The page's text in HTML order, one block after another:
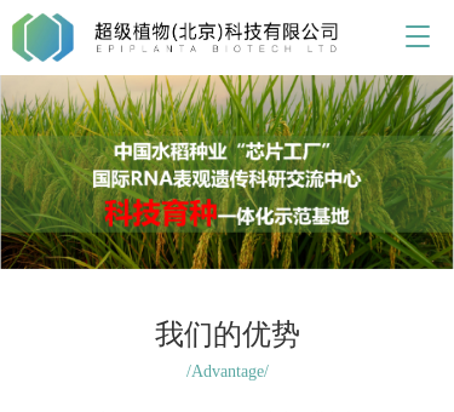
T
g
g
l
e
n
a
v
i
/Advantage/
我们的优势